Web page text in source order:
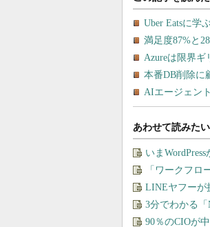
あわせて読みた
いま
「ワークフ
LINEヤフーが
3分でわかる
90％のCIOが